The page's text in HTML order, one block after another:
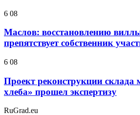
6 08
Маслов: восстановлению
препятствует собственник
6 08
Проект реконструкции склада
хлеба» прошел экспертизу
RuGrad.eu